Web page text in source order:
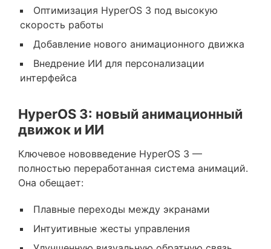
Оптимизация HyperOS 3 под высокую
скорость работы
Добавление нового анимационного движка
Внедрение ИИ для персонализации
интерфейса
HyperOS 3: новый анимационный
движок и ИИ
Ключевое нововведение HyperOS 3 —
полностью переработанная система анимаций.
Она обещает:
Плавные переходы между экранами
Интуитивные жесты управления